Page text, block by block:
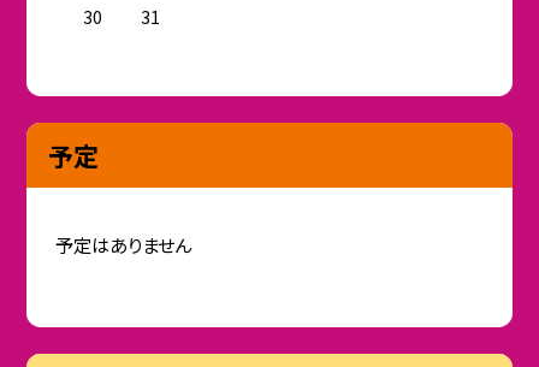
30
31
予定
予定はありません